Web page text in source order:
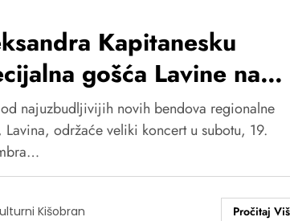
Kapitanesku
gošća Lavine na
koncertu
od najuzbudljivijih novih bendova regionalne
Lavina, održaće veliki koncert u subotu, 19.
Kišobran